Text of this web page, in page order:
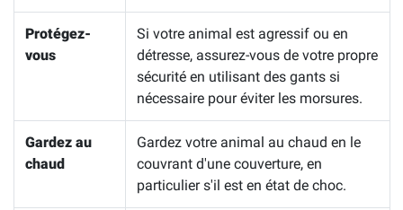
Protégez-
vous
Si votre animal est agressif ou en
détresse, assurez-vous de votre propre
sécurité en utilisant des gants si
nécessaire pour éviter les morsures.
Gardez au
chaud
Gardez votre animal au chaud en le
couvrant d'une couverture, en
particulier s'il est en état de choc.